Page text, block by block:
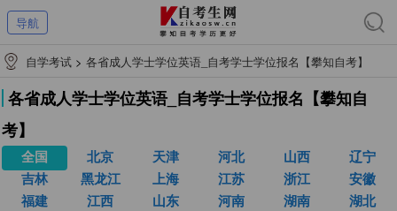
导航
自学考试 > 各省成人学士学位英语_自考学士学位报名【攀知自考】
各省成人学士学位英语_自考学士学位报名【攀知自
考】
全国 北京 天津 河北 山西
辽宁
吉林
黑龙江 上海 江苏 浙江
安徽
福建
江西 山东 河南 湖南
湖北